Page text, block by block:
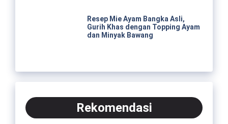
Resep Mie Ayam Bangka Asli,
Gurih Khas dengan Topping Ayam
dan Minyak Bawang
Rekomendasi